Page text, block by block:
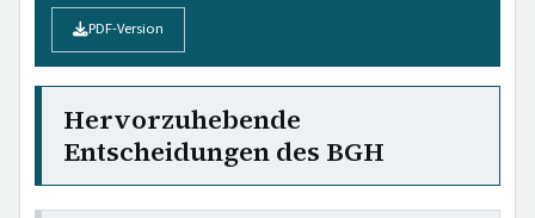
PDF-Version
Hervorzuhebende
Entscheidungen des BGH